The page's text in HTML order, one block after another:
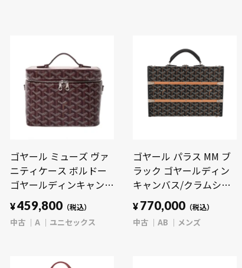
ゴヤール ミューズ ヴァ
ニティケース ボルドー
ゴヤールディンキャンバ
ス/セルヴォンカーフ ユ
ニセックス バッグ 【中
古】【bag】
¥459,800 （税込）
中古 A ユニセックス
ゴヤール パラス MM ブ
ラック ゴヤールディン
キャンバス/クラムシー
カウハイド メンズ バッ
グ 【中古】【bag】
¥ 770,000 （税込）
中古 AB メンズ